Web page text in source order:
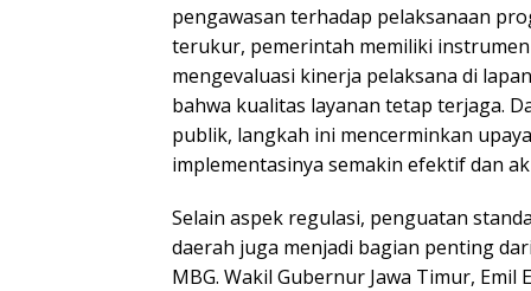
pengawasan terhadap pelaksanaan
terukur, pemerintah memiliki
mengevaluasi kinerja pelaksana di
bahwa kualitas layanan tetap terjaga.
publik, langkah ini mencerminkan
implementasinya semakin efektif dan
Selain aspek regulasi, penguatan
daerah juga menjadi bagian penting
MBG. Wakil Gubernur Jawa Timur,